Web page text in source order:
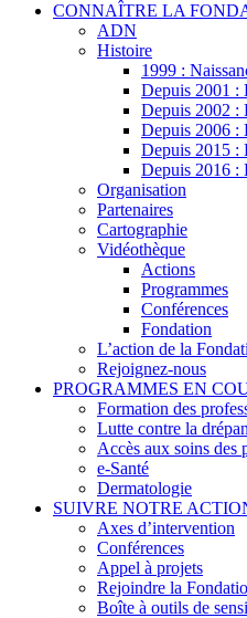
CONNAÎTRE LA
ADN
Histoire
1999 :
Depuis 2001 :
Depuis 2002 :
Depuis 2006 :
Depuis 2015 :
Depuis 2016 :
Organisation
Partenaires
Cartographie
Vidéothèque
Actions
Programmes
Conférences
Fondation
L’action de la
Rejoignez-nous
PROGRAMMES EN
Formation des
Lutte contre la
Accès aux soins des
e-Santé
Dermatologie
SUIVRE NOTRE
Axes d’intervention
Conférences
Appel à projets
Rejoindre la
Boîte à outils de